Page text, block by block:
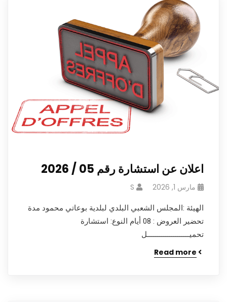
اعلان عن استشارة رقم 05 / 2026
مارس 1, 2026 S
الهيئة :المجلس الشعبي البلدي لبلدية بوعاتي محمود مدة
تحضير العروض : 08 أيام النوع: استشارة
تحميـــــــــــــــــــــل
Read more